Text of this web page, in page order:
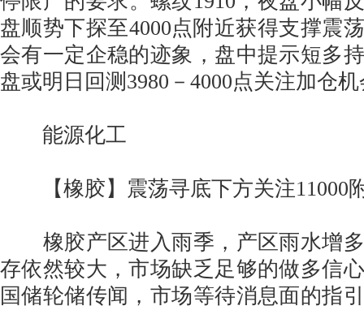
盘顺势下探至4000点附近获得支撑震
会有一定企稳的迹象，盘中提示短多
盘或明日回测3980－4000点关注加仓
能源化工
【橡胶】震荡寻底下方关注11000
橡胶产区进入雨季，产区雨水增多
存依然较大，市场缺乏足够的做多信
国储轮储传闻，市场等待消息面的指